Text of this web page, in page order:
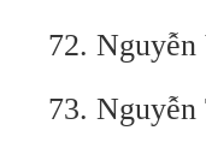
72.
73.